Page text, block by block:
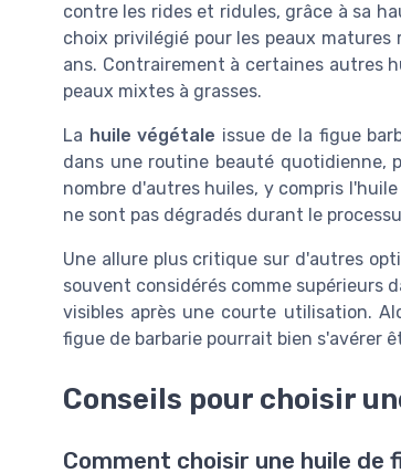
contre les rides et ridules, grâce à sa
choix privilégié pour les peaux
ans. Contrairement à certaines autres
peaux mixtes à grasses.
La huile végétale issue de la figue
dans une routine beauté quotidienne,
nombre d'autres huiles, y compris
ne sont pas dégradés durant le
Une allure plus critique sur d'autres
souvent considérés comme supérieurs
visibles après une courte utilisation.
figue de barbarie pourrait bien s'avérer
Conseils pour choisir
Comment choisir une huile de